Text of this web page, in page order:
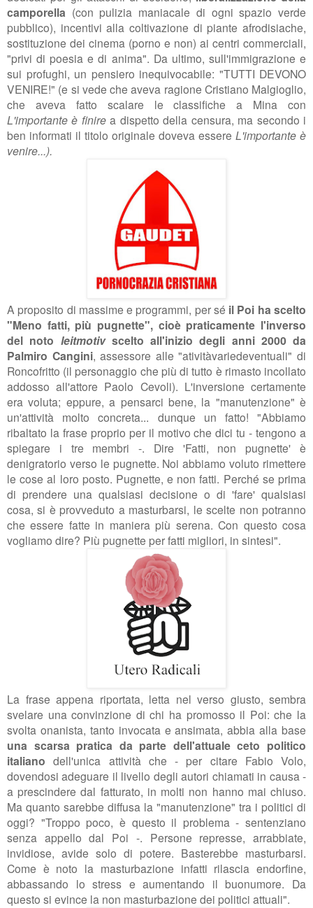
camporella (con pulizia maniacale di ogni spazio verde
pubblico), incentivi alla coltivazione di piante afrodisiache,
sostituzione dei cinema (porno e non) ai centri commerciali,
"privi di poesia e di anima". Da ultimo, sull'immigrazione e
sui profughi, un pensiero inequivocabile: "TUTTI DEVONO
VENIRE!" (e si vede che aveva ragione Cristiano Malgioglio,
che aveva fatto scalare le classifiche a Mina con
L'importante è finirea dispetto della censura, ma secondo i
ben informati il titolo originale doveva essere L'importante è
venire...).
A proposito di massime e programmi, per sé il Poi ha scelto
"Meno fatti, più pugnette", cioè praticamente l'inverso
del noto leitmotiv scelto all'inizio degli anni 2000 da
Palmiro Cangini, assessore alle "ativitàvariedeventuali" di
Roncofritto (il personaggio che più di tutto è rimasto incollato
addosso all'attore Paolo Cevoli). L'inversione certamente
era voluta; eppure, a pensarci bene, la "manutenzione" è
un'attività molto concreta... dunque un fatto! "Abbiamo
ribaltato la frase proprio per il motivo che dici tu - tengono a
spiegare i tre membri -. Dire 'Fatti, non pugnette' è
denigratorio verso le pugnette. Noi abbiamo voluto rimettere
le cose al loro posto. Pugnette, e non fatti. Perché se prima
di prendere una qualsiasi decisione o di 'fare' qualsiasi
cosa, si è provveduto a masturbarsi, le scelte non potranno
che essere fatte in maniera più serena. Con questo cosa
vogliamo dire? Più pugnette per fatti migliori, in sintesi".
La frase appena riportata, letta nel verso giusto, sembra
svelare una convinzione di chi ha promosso il Poi: che la
svolta onanista, tanto invocata e ansimata, abbia alla base
una scarsa pratica da parte dell'attuale ceto politico
italiano dell'unica attività che - per citare Fabio Volo,
dovendosi adeguare il livello degli autori chiamati in causa -
a prescindere dal fatturato, in molti non hanno mai chiuso.
Ma quanto sarebbe diffusa la "manutenzione" tra i politici di
oggi? "Troppo poco, è questo il problema - sentenziano
senza appello dal Poi -. Persone represse, arrabbiate,
invidiose, avide solo di potere. Basterebbe masturbarsi.
Come è noto la masturbazione infatti rilascia endorfine,
abbassando lo stress e aumentando il buonumore. Da
questo si evince la non masturbazione dei politici attuali".